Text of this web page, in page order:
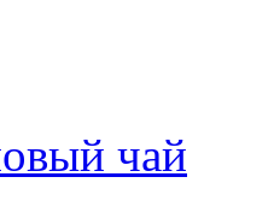
чай